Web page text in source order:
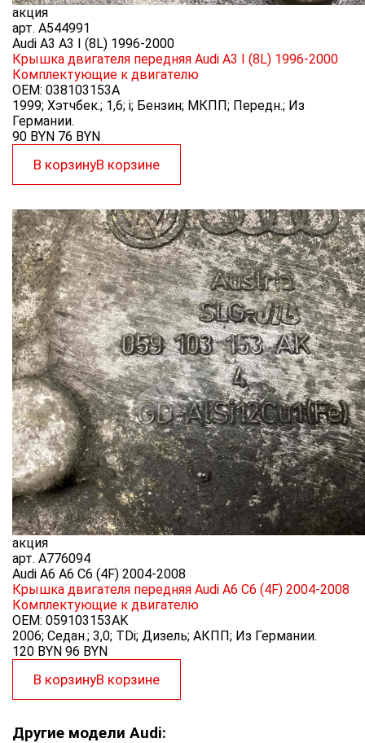
акция
арт. A544991
Audi A3 A3 I (8L) 1996-2000
Крышка двигателя передняя Audi A3 I (8L) 1996-2000
Комплектующие к двигателю
OEM: 038103153A
1999; Хэтчбек.; 1,6; i; Бензин; МКПП; Передн.; Из
Германии.
90 BYN 76 BYN
В корзинуВ корзине
акция
арт. A776094
Audi A6 A6 C6 (4F) 2004-2008
Крышка двигателя передняя Audi A6 C6 (4F) 2004-2008
Комплектующие к двигателю
OEM: 059103153AK
2006; Седан.; 3,0; TDi; Дизель; АКПП; Из Германии.
120 BYN 96 BYN
В корзинуВ корзине
Другие модели Audi: